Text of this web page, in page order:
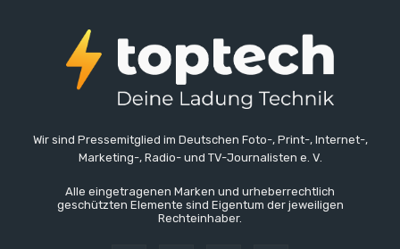
Wir sind Pressemitglied im Deutschen Foto-, Print-, Internet-,
Marketing-, Radio- und TV-Journalisten e. V.
Alle eingetragenen Marken und urheberrechtlich
geschützten Elemente sind Eigentum der jeweiligen
Rechteinhaber.